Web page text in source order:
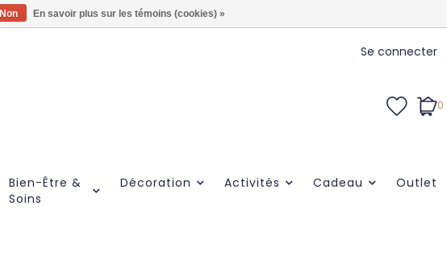
Se connecter
0
Bien-Être &
Soins
Décoration Activités Cadeau Outlet
Non En savoir plus sur les témoins (cookies) »